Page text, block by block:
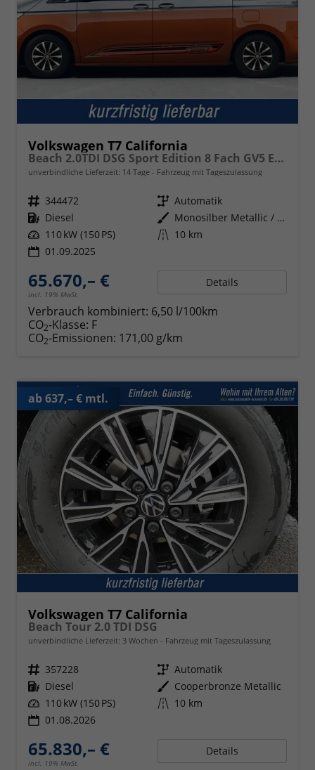
Volkswagen T7 California
Beach 2.0TDI DSG Sport Edition 8 Fach GV5 Elegance+
unverbindliche Lieferzeit: 14 Tage Fahrzeug mit Tageszulassung
Fahrzeugnr. 344472 Getriebe Automatik
Kraftstoff Diesel Außenfarbe
Monosilber Metallic / Energeticorange Metallic
Leistung 110 kW (150 PS) Kilometerstand 10 km
01.09.2025
65.670,– €
incl. 19% MwSt.
Details
Verbrauch kombiniert: 6,50 l/100km
CO2-Klasse: F
CO2-Emissionen: 171,00 g/km
ab 637,– € mtl.
Volkswagen T7 California
Beach Tour 2.0 TDI DSG
unverbindliche Lieferzeit: 3 Wochen Fahrzeug mit Tageszulassung
Fahrzeugnr. 357228 Getriebe Automatik
Kraftstoff Diesel Außenfarbe Cooperbronze Metallic
Leistung 110 kW (150 PS) Kilometerstand 10 km
01.08.2026
65.830,– €
incl. 19% MwSt.
Details